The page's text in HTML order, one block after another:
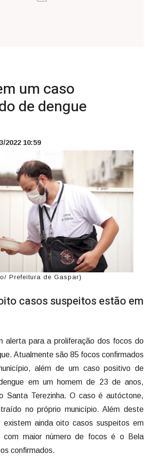
um caso
de dengue
2022 10:59
Prefeitura de Gaspar)
casos suspeitos estão em
alerta para a proliferação dos focos do
Atualmente são 85 focos confirmados
além de um caso positivo de
em um homem de 23 de anos,
Santa Terezinha. O caso é autóctone,
no próprio município. Além deste
existem ainda oito casos suspeitos em
com maior número de focos é o Bela
confirmados.